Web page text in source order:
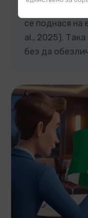
се поднася на
al., 2025).
без да